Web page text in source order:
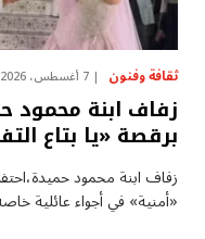
ثقافة وفنون 7 أغسطس، 2026
زفاف ابنة محمود
برقصة «يا بتاع
زفاف ابنة محمود
«أمنية» في أجواء عائلية